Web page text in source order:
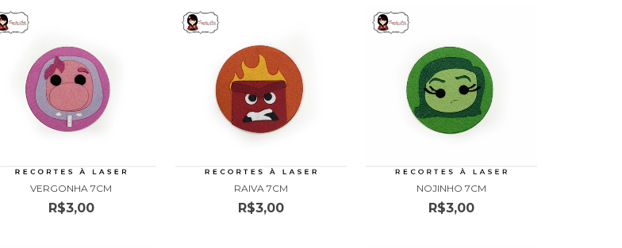
VERGONHA 7CM
R$3,00
RAIVA 7CM
R$3,00
NOJINHO 7CM
R$3,00